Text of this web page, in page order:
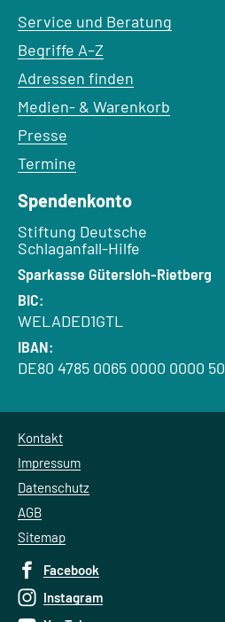
Service und Beratung
Begriffe A–Z
Adressen finden
Medien- & Warenkorb
Presse
Termine
Spendenkonto
Empfänger:
Stiftung Deutsche
Schlaganfall-Hilfe
Bank:
Sparkasse Gütersloh-Rietberg
BIC:
WELADED1GTL
IBAN:
DE80 4785 0065 0000 0000 50
Kontakt
Impressum
Datenschutz
AGB
Sitemap
Facebook
Instagram